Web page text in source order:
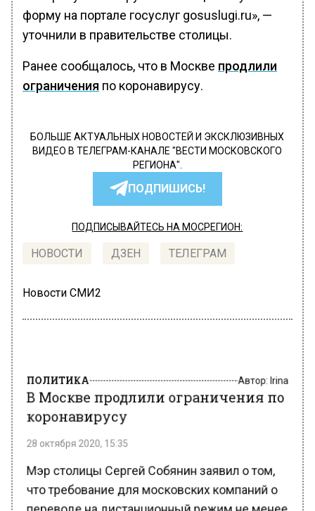
форму на портале госуслуг gosuslugi.ru», —
уточнили в правительстве столицы.
Ранее сообщалось, что в Москве продлили
ограничения по коронавирусу.
БОЛЬШЕ АКТУАЛЬНЫХ НОВОСТЕЙ И ЭКСКЛЮЗИВНЫХ
ВИДЕО В ТЕЛЕГРАМ-КАНАЛЕ "ВЕСТИ МОСКОВСКОГО
РЕГИОНА".
ПОДПИШИСЬ!
ПОДПИСЫВАЙТЕСЬ НА МОСРЕГИОН:
НОВОСТИ ДЗЕН ТЕЛЕГРАМ
Новости СМИ2
В Москве продлили ограничения по
коронавирусу
что требование для московских компаний о
переводе на дистанционный режим не менее